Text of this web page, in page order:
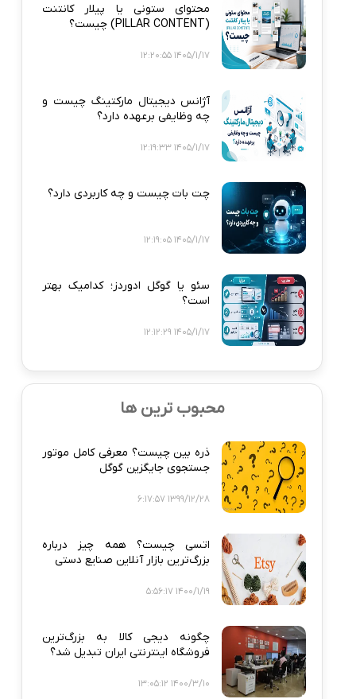
محتوای ستونی یا پیلار کانتنت
(PILLAR CONTENT) چیست؟
1405/1/17 12:20:55
آژانس دیجیتال مارکتینگ چیست و
چه وظایفی برعهده دارد؟
1405/1/17 12:19:33
چت بات چیست و چه کاربردی دارد؟
1405/1/17 12:19:05
سئو یا گوگل ادوردز؛ کدامیک بهتر
است؟
1405/1/17 12:12:29
محبوب ترین ها
ذره‌ بین چیست؟ معرفی کامل موتور
جستجوی جایگزین گوگل
1399/12/28 6:17:57
اتسی چیست؟ همه‌ چیز درباره
بزرگ‌ترین بازار آنلاین صنایع دستی
1400/1/19 5:56:17
چگونه دیجی‌ کالا به بزرگ‌ترین
فروشگاه اینترنتی ایران تبدیل شد؟
1400/3/10 13:05:12